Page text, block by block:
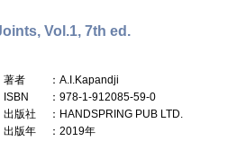
Vol.1, 7th ed.
著者
：A.I.Kapandji
ISBN
：978-1-912085-59-0
出版社
：HANDSPRING PUB LTD.
出版年
：2019年